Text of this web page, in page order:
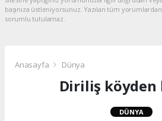
başınıza üstleniyorsunuz. Yazılan tüm
sorumlu tutulamaz.
Anasayfa Dünya
Diriliş köyden
DÜNYA